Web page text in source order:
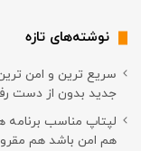
نوشته‌های تازه
سریع ترین و امن
جدید بدون از دست
لپتاپ مناسب برنامه
هم امن باشد هم